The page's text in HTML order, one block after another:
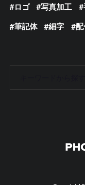
ロゴ
写真加工
筆記体
細字